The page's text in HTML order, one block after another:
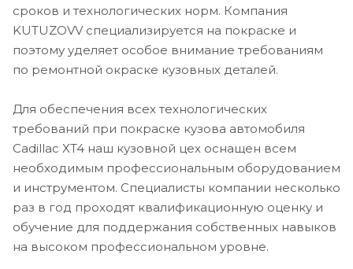
сроков и технологических норм. Компания
KUTUZOVV специализируется на покраске и
поэтому уделяет особое внимание требованиям
по ремонтной окраске кузовных деталей.
Для обеспечения всех технологических
требований при покраске кузова автомобиля
Cadillac XT4 наш кузовной цех оснащен всем
необходимым профессиональным оборудованием
и инструментом. Специалисты компании несколько
раз в год проходят квалификационную оценку и
обучение для поддержания собственных навыков
на высоком профессиональном уровне.